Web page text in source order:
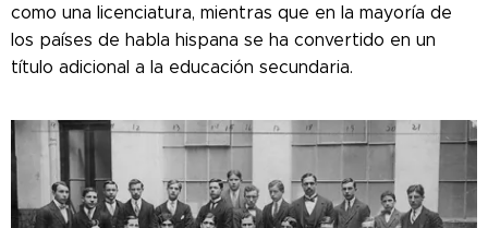
como una licenciatura, mientras que en la mayoría de
los países de habla hispana se ha convertido en un
título adicional a la educación secundaria.